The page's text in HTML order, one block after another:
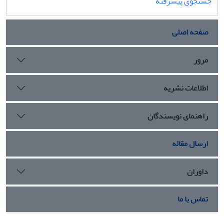
درجه نابی صنایع را ارزیابی و بررسی کرد. سپس مدل طراحی
شده به صورت موردی در صنایع کاشی و سرامیک استان یزد پیاده
سازی و اجرا شده است و در پایان ضمن تعیین درجه نابی صنایع
کاشی و سرامیک استان یزد و طبقه بندی آن ها از این حیث،
پیشنهاداتی در جهت بهبود درجه نابی ارائه میشود.
صفحه اصلی
مرور
اطلاعات نشریه
راهنمای نویسندگان
ارسال مقاله
داوران
تماس با ما